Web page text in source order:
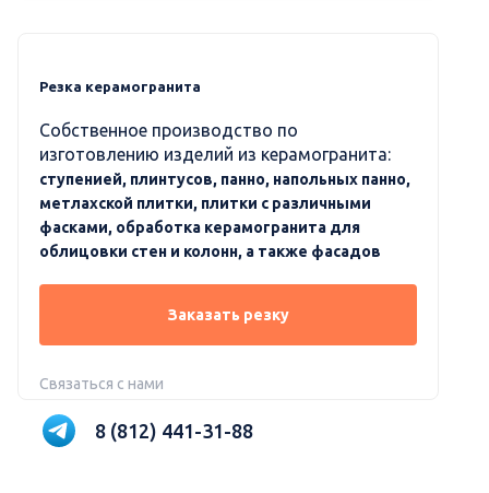
Резка керамогранита
Собственное производство по
изготовлению изделий из керамогранита:
ступенией, плинтусов, панно, напольных панно,
метлахской плитки, плитки с различными
фасками, обработка керамогранита для
облицовки стен и колонн, а также фасадов
Заказать резку
Связаться с нами
8 (812) 441-31-88